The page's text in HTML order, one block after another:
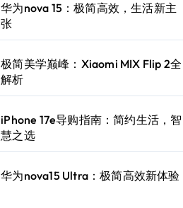
华为nova 15：极简高效，生活新主
张
极简美学巅峰：Xiaomi MIX Flip 2全
解析
iPhone 17e导购指南：简约生活，智
慧之选
华为nova15 Ultra：极简高效新体验